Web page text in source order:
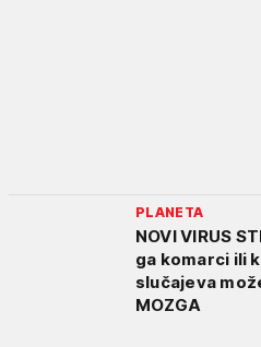
PLANETA
NOVI VIRUS
ga komarci ili
slučajeva
MOZGA